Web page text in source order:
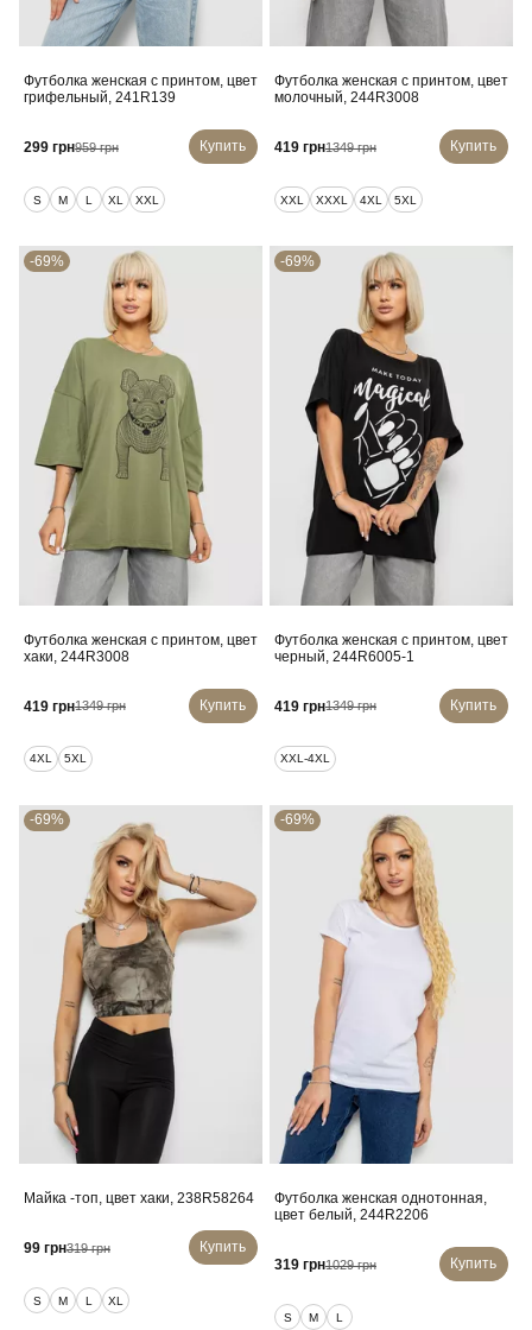
Футболка женская с принтом, цвет
грифельный, 241R139
299 грн959 грн Купить
S M L XL XXL
Футболка женская с принтом, цвет
молочный, 244R3008
419 грн1349 грн Купить
XXL XXXL 4XL 5XL
-69%
Футболка женская с принтом, цвет
хаки, 244R3008
419 грн1349 грн Купить
4XL 5XL
-69%
Футболка женская с принтом, цвет
черный, 244R6005-1
419 грн1349 грн Купить
XXL-4XL
-69%
Майка -топ, цвет хаки, 238R58264
99 грн319 грн Купить
S M L XL
-69%
Футболка женская однотонная,
цвет белый, 244R2206
319 грн1029 грн Купить
S M L